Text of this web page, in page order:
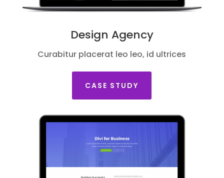
Design Agency
Curabitur placerat leo leo, id ultrices
CASE STUDY